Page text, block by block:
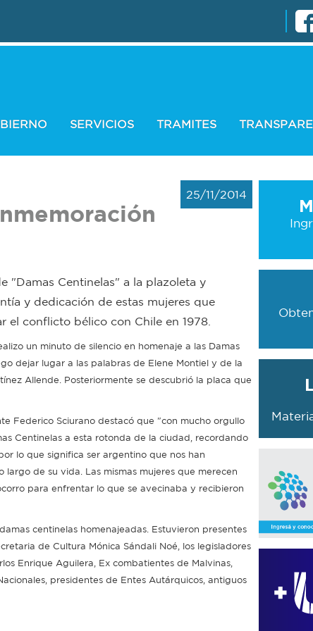
SERVICIOS TRAMITES
25/11/2014
"Damas Centinelas" a la plazoleta y
y dedicación de estas mujeres que
el conflicto bélico con Chile en 1978.
un minuto de silencio en homenaje a las Damas
dejar lugar a las palabras de Elene Montiel y de la
Allende. Posteriormente se descubrió la placa que
Federico Sciurano destacó que "con mucho orgullo
Centinelas a esta rotonda de la ciudad, recordando
lo que significa ser argentino que nos han
largo de su vida. Las mismas mujeres que merecen
para enfrentar lo que se avecinaba y recibieron
centinelas homenajeadas. Estuvieron presentes
de Cultura Mónica Sándali Noé, los legisladores
Enrique Aguilera, Ex combatientes de Malvinas,
presidentes de Entes Autárquicos, antiguos